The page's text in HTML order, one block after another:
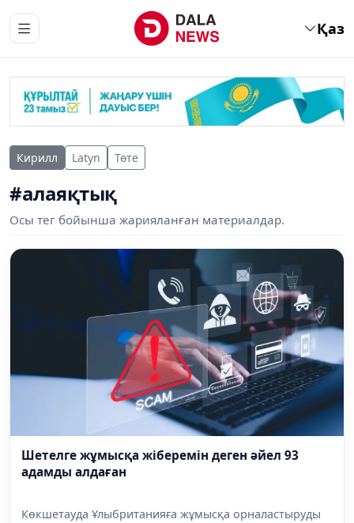
Қаз
Кирилл Latyn Төте
#алаяқтық
Осы тег бойынша жарияланған материалдар.
Шетелге жұмысқа жіберемін деген әйел 93
адамды алдаған
Көкшетауда Ұлыбританияға жұмысқа орналастыруды